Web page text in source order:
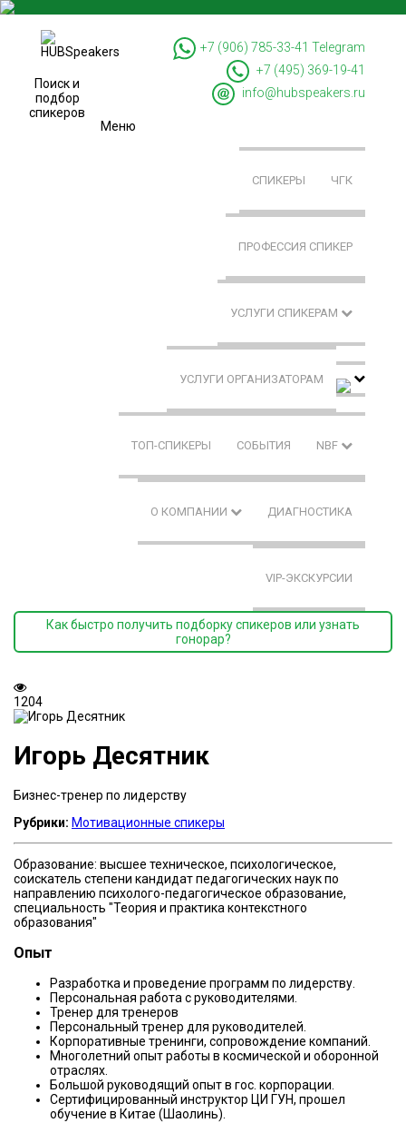
Поиск и
подбор
спикеров
+7 (906) 785-33-41 Telegram
+7 (495) 369-19-41
info@hubspeakers.ru
Меню
СПИКЕРЫ ЧГК
ПРОФЕССИЯ СПИКЕР
УСЛУГИ СПИКЕРАМ
УСЛУГИ ОРГАНИЗАТОРАМ
ТОП-СПИКЕРЫ СОБЫТИЯ NBF
О КОМПАНИИ ДИАГНОСТИКА
VIP-ЭКСКУРСИИ
Как быстро получить подборку спикеров или узнать
гонорар?
1204
Игорь Десятник
Бизнес-тренер по лидерству
Рубрики: Мотивационные спикеры
Образование: высшее техническое, психологическое,
соискатель степени кандидат педагогических наук по
направлению психолого-педагогическое образование,
специальность "Теория и практика контекстного
образования"
Опыт
Разработка и проведение программ по лидерству.
Персональная работа с руководителями.
Тренер для тренеров
Персональный тренер для руководителей.
Корпоративные тренинги, сопровождение компаний.
Многолетний опыт работы в космической и оборонной
отраслях.
Большой руководящий опыт в гос. корпорации.
Сертифицированный инструктор ЦИ ГУН, прошел
обучение в Китае (Шаолинь).